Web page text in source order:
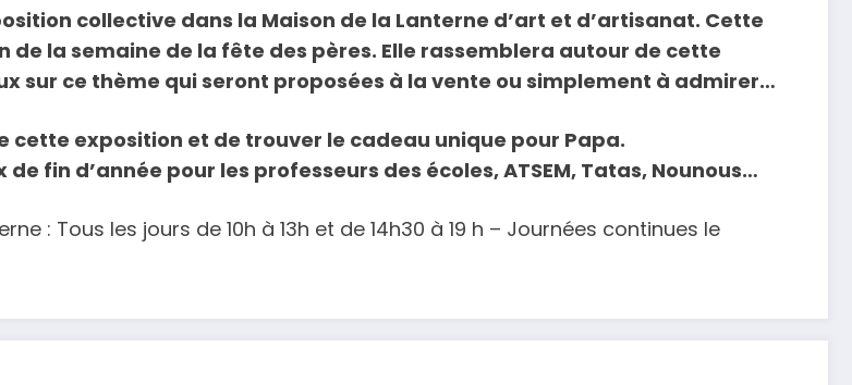
collective dans la Maison de la Lanterne d’art et d’artisanat. Cette
de la semaine de la fête des pères. Elle rassemblera autour de cette
sur ce thème qui seront proposées à la vente ou simplement à admirer…
cette exposition et de trouver le cadeau unique pour Papa.
fin d’année pour les professeurs des écoles, ATSEM, Tatas, Nounous…
: Tous les jours de 10h à 13h et de 14h30 à 19 h – Journées continues le